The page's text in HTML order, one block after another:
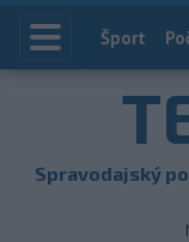
Index
Šport
Spravodajský